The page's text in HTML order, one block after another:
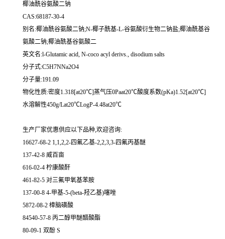
椰油酰谷氨酸二钠
CAS:68187-30-4
别名:椰油酰谷氨酸二钠;N-椰子酰基-L-谷氨酸衍生物二钠盐;椰油酰基谷
氨酸二钠;椰油酰基谷氨酸二
英文名:l-Glutamic acid, N-coco acyl derivs., disodium salts
分子式:C5H7NNa2O4
分子量:191.09
物化性质:密度1.318[at20℃]蒸气压0Paat20℃酸度系数(pKa)1.52[at20℃]
水溶解性450g/Lat20℃LogP-4.48at20℃
生产厂家优惠供应以下品种,欢迎咨询:
16627-68-2 1,1,2,2-四氟乙基-2,2,3,3-四氟丙基醚
137-42-8 威百亩
616-02-4 柠康酸酐
461-82-5 对三氟甲氧基苯胺
137-00-8 4-甲基-5-(beta-羟乙基)噻唑
5872-08-2 樟脑磺酸
84540-57-8 丙二醇甲醚醋酸酯
80-09-1 双酚 S